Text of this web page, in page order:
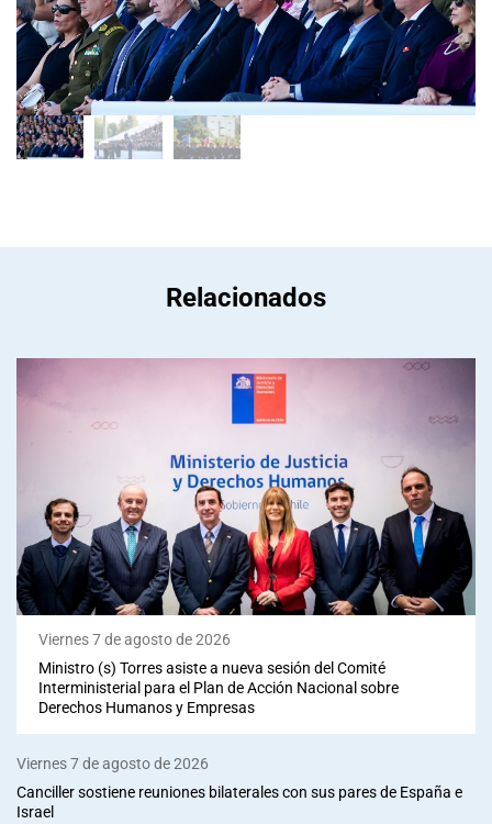
Relacionados
Viernes 7 de agosto de 2026
Ministro (s) Torres asiste a nueva sesión del Comité
Interministerial para el Plan de Acción Nacional sobre
Derechos Humanos y Empresas
Viernes 7 de agosto de 2026
Canciller sostiene reuniones bilaterales con sus pares de España e
Israel